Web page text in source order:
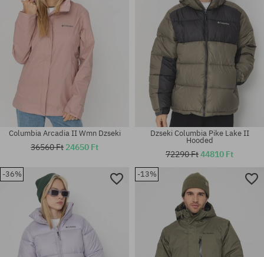
Elérhető méretek:
Elérhető méretek:
Columbia Arcadia II Wmn Dzseki
36560 Ft 24650 Ft
Dzseki Columbia Pike Lake II
Hooded
72290 Ft44810 Ft
-36% -13%